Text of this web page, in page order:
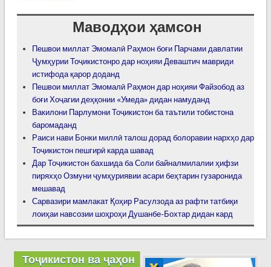
Маводҳои ҳамсон
Пешвои миллат Эмомалӣ Раҳмон боғи Парчами давлатии
Ҷумҳурии Тоҷикистонро дар ноҳияи Деваштич мавриди
истифода қарор доданд
Пешвои миллат Эмомалӣ Раҳмон дар ноҳияи Файзобод аз
боғи Хоҷагии деҳқонии «Умеда» дидан намуданд
Вакилони Парлумони Тоҷикистон ба таътили тобистона
баромаданд
Раиси нави Бонки миллӣ талош дорад болоравии нархҳо дар
Тоҷикистон пешгирӣ карда шавад
Дар Тоҷикистон бахшида ба Соли байналмилалии ҳифзи
пиряхҳо Озмуни ҷумҳуриявии асари беҳтарин гузаронида
мешавад
Сарвазири мамлакат Қоҳир Расулзода аз рафти татбиқи
лоиҳаи навсозии шоҳроҳи Душанбе-Бохтар дидан кард
Тоҷикистон ва ҷаҳон